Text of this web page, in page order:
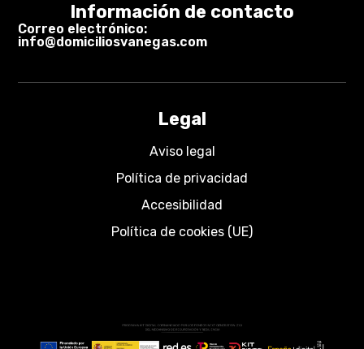
Información de contacto
Correo electrónico:
info@domiciliosvanegas.com
Legal
Aviso legal
Política de privacidad
Accesibilidad
Política de cookies (UE)